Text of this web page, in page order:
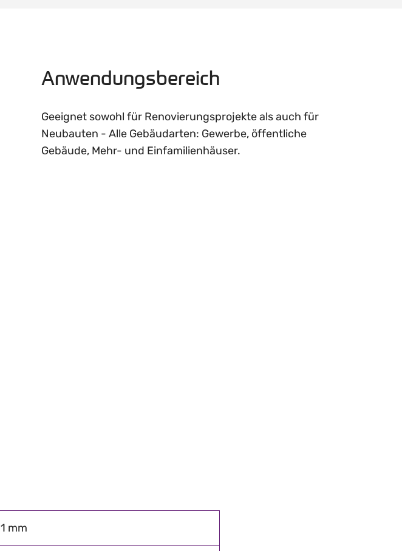
Anwendungsbereich
Geeignet sowohl für Renovierungsprojekte als auch für
Neubauten - Alle Gebäudarten: Gewerbe, öffentliche
Gebäude, Mehr- und Einfamilienhäuser.
1 mm